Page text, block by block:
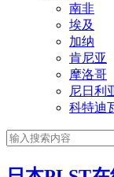
南非
埃及
加纳
肯尼亚
摩洛哥
尼日利
科特迪